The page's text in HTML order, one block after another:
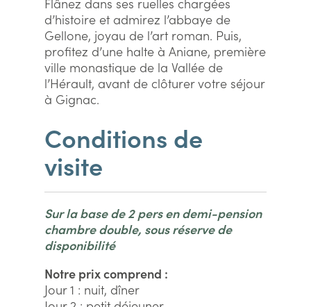
d’histoire et admirez l’abbaye de
Gellone, joyau de l’art roman. Puis,
profitez d’une halte à Aniane, première
ville monastique de la Vallée de
l’Hérault, avant de clôturer votre séjour
à Gignac.
Conditions de
visite
Sur la base de 2 pers en demi-pension
chambre double, sous réserve de
disponibilité
Notre prix comprend :
Jour 1 : nuit, dîner